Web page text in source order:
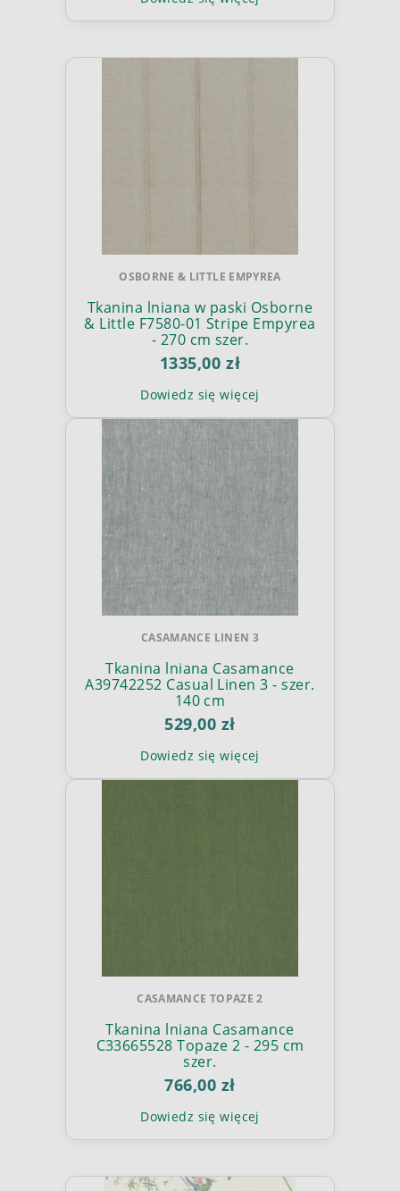
OSBORNE & LITTLE EMPYREA
Tkanina lniana w paski Osborne
& Little F7580-01 Stripe Empyrea
- 270 cm szer.
1335,00 zł
Dowiedz się więcej
CASAMANCE LINEN 3
Tkanina lniana Casamance
A39742252 Casual Linen 3 - szer.
140 cm
529,00 zł
Dowiedz się więcej
CASAMANCE TOPAZE 2
Tkanina lniana Casamance
C33665528 Topaze 2 - 295 cm
szer.
766,00 zł
Dowiedz się więcej